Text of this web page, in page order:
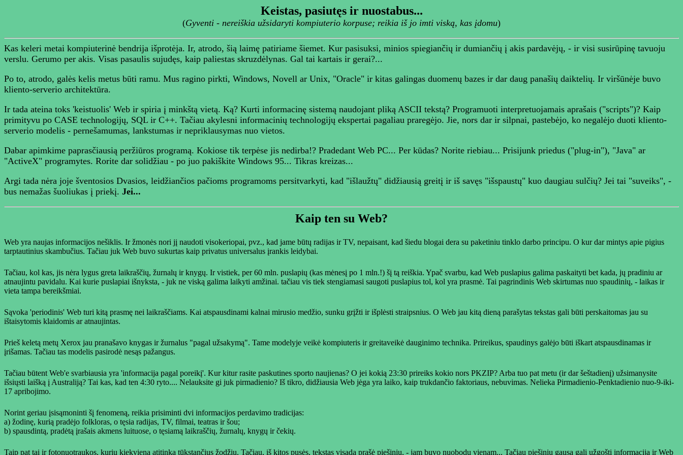
Keistas, pasiutęs ir nuostabus...
(Gyventi - nereiškia užsidaryti kompiuterio korpuse; reikia iš jo imti viską, kas įdomu)
Kas keleri metai kompiuterinė bendrija išprotėja. Ir, atrodo, šią laimę patiriame šiemet. Kur pasisuksi, minios spiegiančių ir dumiančių į akis pardavėjų, - ir visi susirūpinę tavuoju
verslu. Gerumo per akis. Visas pasaulis sujudęs, kaip paliestas skruzdėlynas. Gal tai kartais ir gerai?...
Po to, atrodo, galės kelis metus būti ramu. Mus ragino pirkti, Windows, Novell ar Unix, "Oracle" ir kitas galingas duomenų bazes ir dar daug panašių daiktelių. Ir viršūnėje buvo
kliento-serverio architektūra.
Ir tada ateina toks 'keistuolis' Web ir spiria į minkštą vietą. Ką? Kurti informacinę sistemą naudojant pliką ASCII tekstą? Programuoti interpretuojamais aprašais ("scripts")? Kaip
primityvu po CASE technologijų, SQL ir C++. Tačiau akylesni informacinių technologijų ekspertai pagaliau praregėjo. Jie, nors dar ir silpnai, pastebėjo, ko negalėjo duoti kliento-
serverio modelis - pernešamumas, lankstumas ir nepriklausymas nuo vietos.
Dabar apimkime paprasčiausią peržiūros programą. Kokiose tik terpėse jis nedirba!? Pradedant Web PC... Per kūdas? Norite riebiau... Prisijunk priedus ("plug-in"), "Java" ar
"ActiveX" programytes. Rorite dar solidžiau - po juo pakiškite Windows 95... Tikras kreizas...
Argi tada nėra joje šventosios Dvasios, leidžiančios pačioms programoms persitvarkyti, kad "išlaužtų" didžiausią greitį ir iš savęs "išspaustų" kuo daugiau sulčių? Jei tai "suveiks", -
bus nemažas šuoliukas į priekį. Jei...
Kaip ten su Web?
Web yra naujas informacijos nešiklis. Ir žmonės nori jį naudoti visokeriopai, pvz., kad jame būtų radijas ir TV, nepaisant, kad šiedu blogai dera su paketiniu tinklo darbo principu. O kur dar mintys apie pigius
tarptautinius skambučius. Tačiau juk Web buvo sukurtas kaip privatus universalus įrankis leidybai.
Tačiau, kol kas, jis nėra lygus greta laikraščių, žurnalų ir knygų. Ir vistiek, per 60 mln. puslapių (kas mėnesį po 1 mln.!) šį tą reiškia. Ypač svarbu, kad Web puslapius galima paskaityti bet kada, jų pradiniu ar
atnaujintu pavidalu. Kai kurie puslapiai išnyksta, - juk ne viską galima laikyti amžinai. tačiau vis tiek stengiamasi saugoti puslapius tol, kol yra prasmė. Tai pagrindinis Web skirtumas nuo spaudinių, - laikas ir
vieta tampa bereikšmiai.
Sąvoka 'periodinis' Web turi kitą prasmę nei laikraščiams. Kai atspausdinami kalnai mirusio medžio, sunku grįžti ir išplėsti straipsnius. O Web jau kitą dieną parašytas tekstas gali būti perskaitomas jau su
ištaisytomis klaidomis ar atnaujintas.
Prieš keletą metų Xerox jau pranašavo knygas ir žurnalus "pagal užsakymą". Tame modelyje veikė kompiuteris ir greitaveikė dauginimo technika. Prireikus, spaudinys galėjo būti iškart atspausdinamas ir
įrišamas. Tačiau tas modelis pasirodė nesąs pažangus.
Tačiau būtent Web'e svarbiausia yra 'informacija pagal poreikį'. Kur kitur rasite paskutines sporto naujienas? O jei kokią 23:30 prireiks kokio nors PKZIP? Arba tuo pat metu (ir dar šeštadienį) užsimanysite
išsiųsti laišką į Australiją? Tai kas, kad ten 4:30 ryto.... Nelauksite gi juk pirmadienio? Iš tikro, didžiausia Web jėga yra laiko, kaip trukdančio faktoriaus, nebuvimas. Nelieka Pirmadienio-Penktadienio nuo-9-iki-
17 apribojimo.
Norint geriau įsisąmoninti šį fenomeną, reikia prisiminti dvi informacijos perdavimo tradicijas:
a) žodinę, kurią pradėjo folkloras, o tęsia radijas, TV, filmai, teatras ir šou;
b) spausdintą, pradėtą įrašais akmens luituose, o tęsiamą laikraščių, žurnalų, knygų ir čekių.
Taip pat tai ir fotonuotraukos, kurių kiekviena atitinka tūkstančius žodžių. Tačiau, iš kitos pusės, tekstas visada prašė piešinių, - jam buvo nuobodu vienam... Tačiau piešinių gausa gali užgošti informaciją ir Web